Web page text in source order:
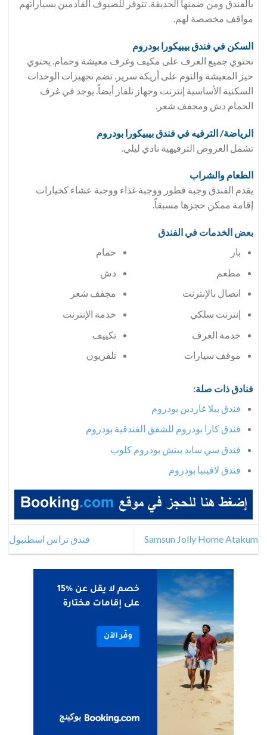
بالفندق ومن ضمنها الحديقة. تتوفر للضيوف القادمين بسياراتهم
مواقف مخصصة لهم.
السكن في فندق بيبيكورا بودروم
تحتوي جميع الغرف على مكيف وغرف معيشة وحمام. يحتوي
حيز المعيشة والنوم على أريكة سرير. تضم تجهيزات الوحدات
السكنية الأساسية إنترنت وجهاز تلفاز أيضاً. يوجد في غرف
الحمام دش ومجفف شعر.
الرياضة/ الترفيه في فندق بيبيكورا بودروم
تشمل العروض الترفيهية نادي ليلي.
الطعام والشراب
يقدم الفندق وجبة فطور ووجبة غذاء ووجبة عشاء كخيارات
إقامة ممكن حجزها مسبقاً.
بعض الخدمات في الفندق
بار
مطعم
اتصال بالإنترنت
إنترنت سلكي
خدمة الغرف
موقف سيارات
حمام
دش
مجفف شعر
خدمة الإنترنت
تكييف
تلفزيون
فنادق ذات صلة:
فندق بيلا غاردين بودروم
فندق كازا بودروم للشقق الفندقية بودروم
فندق سي سايد بيتش بودروم كلوب
فندق لافينيا بودروم
Samsun Jolly Home Atakum فندق تراس اسطنبول